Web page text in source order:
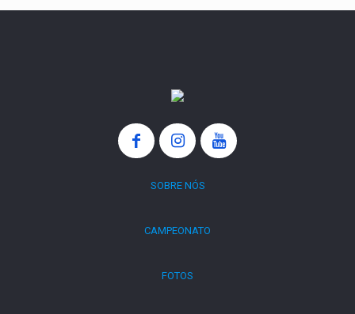
SOBRE NÓS
CAMPEONATO
FOTOS